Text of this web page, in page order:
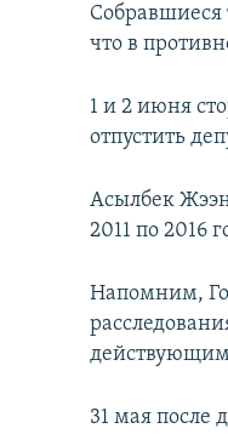
Собравшиеся
что в
1 и 2 июня
отпустить
Асылбек
2011 по 2016
Напомним,
31 мая